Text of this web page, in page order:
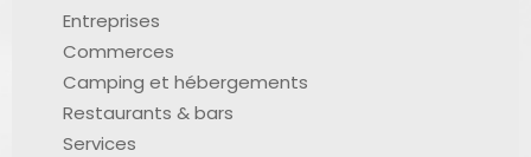
Entreprises
Commerces
Camping et hébergements
Restaurants & bars
Services